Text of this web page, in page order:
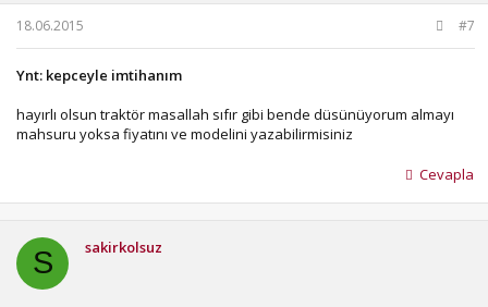
18.06.2015 #7
Ynt: kepceyle imtihanım
hayırlı olsun traktör masallah sıfır gibi bende düsünüyorum almayı
mahsuru yoksa fiyatını ve modelini yazabilirmisiniz
Cevapla
S sakirkolsuz